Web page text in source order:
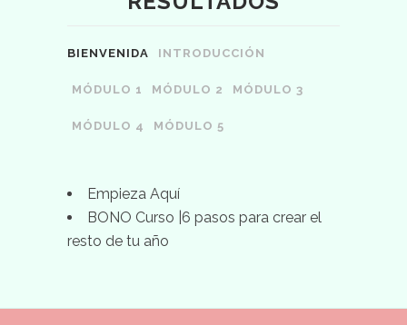
BIENVENIDA INTRODUCCIÓN
MÓDULO 1 MÓDULO 2 MÓDULO 3
MÓDULO 4 MÓDULO 5
Empieza Aquí
BONO Curso |6 pasos para crear el
resto de tu año